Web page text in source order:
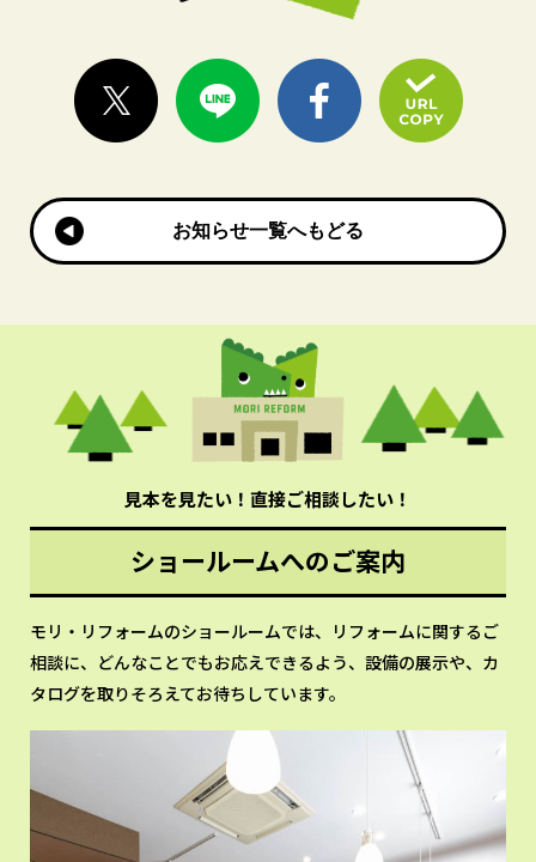
お知らせ一覧へもどる
お知らせ一覧へもどる
見本を見たい！直接ご相談したい！
ショールームへのご案内
モリ・リフォームのショールームでは、リフォームに関するご
相談に、どんなことでもお応えできるよう、設備の展示や、カ
タログを取りそろえてお待ちしています。